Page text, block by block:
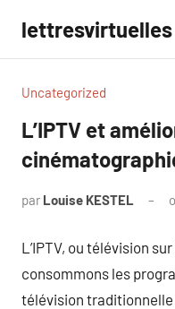
contenu
lettresvirtuelles
Uncategorized
L’IPTV et
par Louise KESTEL
L’IPTV, ou télévision
consommons les
télévision